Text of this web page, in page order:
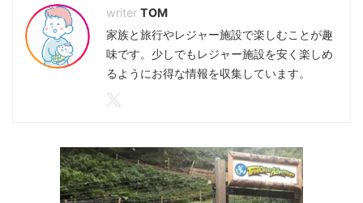
TOM
家族と旅行やレジャー施設で楽しむことが趣
味です。少しでもレジャー施設を安く楽しめ
るようにお得な情報を収集しています。